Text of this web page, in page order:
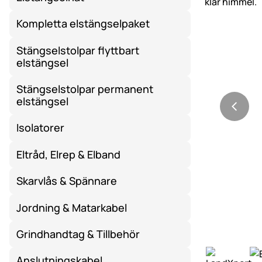
Kompletta elstängselpaket
Stängselstolpar flyttbart
elstängsel
Stängselstolpar permanent
elstängsel
Isolatorer
Eltråd, Elrep & Elband
Skarvlås & Spännare
Jordning & Matarkabel
Grindhandtag & Tillbehör